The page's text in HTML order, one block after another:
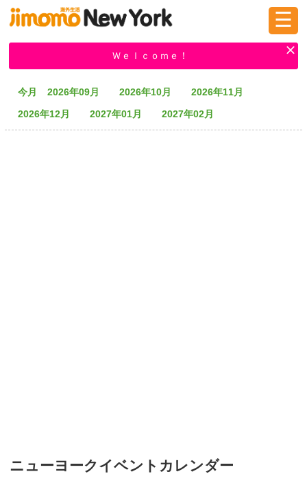
掲示板 タウン情報 教えて！
☰
Ｗｅｌｃｏｍｅ！
今月 2026年09月 2026年10月
2026年11月
2026年12月
2027年01月 2027年02月
ニューヨークイベントカレンダー